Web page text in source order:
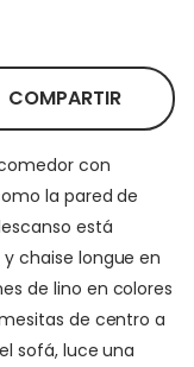
COMPARTIR
con
la pared de
está
chaise longue en
de lino en colores
de centro a
sofá, luce una